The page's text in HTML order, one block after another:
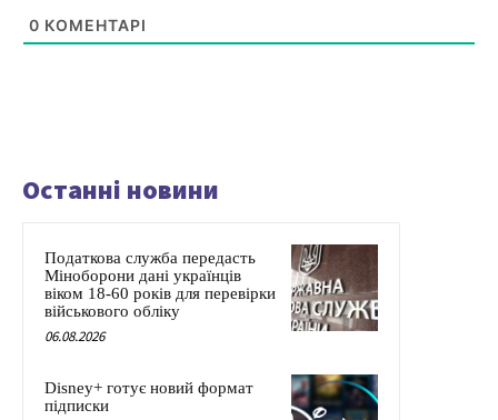
0 КОМЕНТАРІ
Останні новини
Податкова служба передасть
Міноборони дані українців
віком 18-60 років для перевірки
військового обліку
06.08.2026
Disney+ готує новий формат
підписки